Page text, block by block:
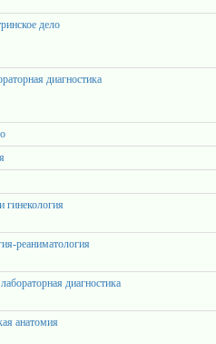
дело
диагностика
гинекология
реаниматология
диагностика
анатомия